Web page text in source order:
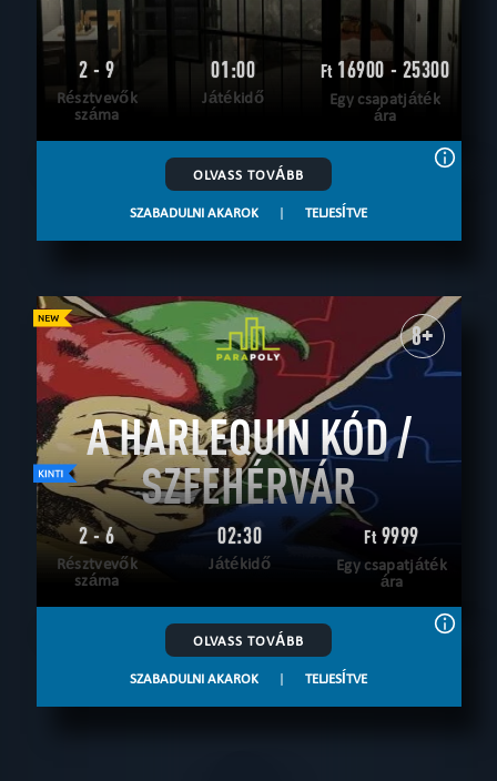
2 - 9
Résztvevők
száma
01:00
Játékidő
Ft16900 - 25300
Egy csapatjáték
ára
OLVASS TOVÁBB
SZABADULNI AKAROK | TELJESÍTVE
8+
A HARLEQUIN KÓD /
SZFEHÉRVÁR
2 - 6
Résztvevők
száma
02:30
Játékidő
Ft9999
Egy csapatjáték
ára
OLVASS TOVÁBB
SZABADULNI AKAROK | TELJESÍTVE